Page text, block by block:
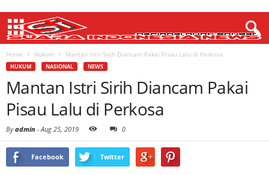
Home Hukum Mantan Istri Sirih Diancam Pakai Pisau Lalu di Perkosa
HUKUM NASIONAL NEWS
Mantan Istri Sirih Diancam Pakai
Pisau Lalu di Perkosa
Byadmin - Aug 25, 2019 0
Facebook Twitter